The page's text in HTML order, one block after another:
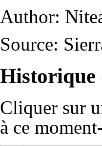
Author:
Source:
Cliquer sur
à ce